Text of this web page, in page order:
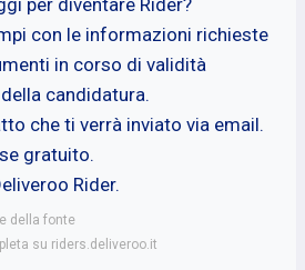
con le informazioni richieste
in corso di validità
candidatura.
che ti verrà inviato via email.
gratuito.
Rider.
della fonte
su riders.deliveroo.it